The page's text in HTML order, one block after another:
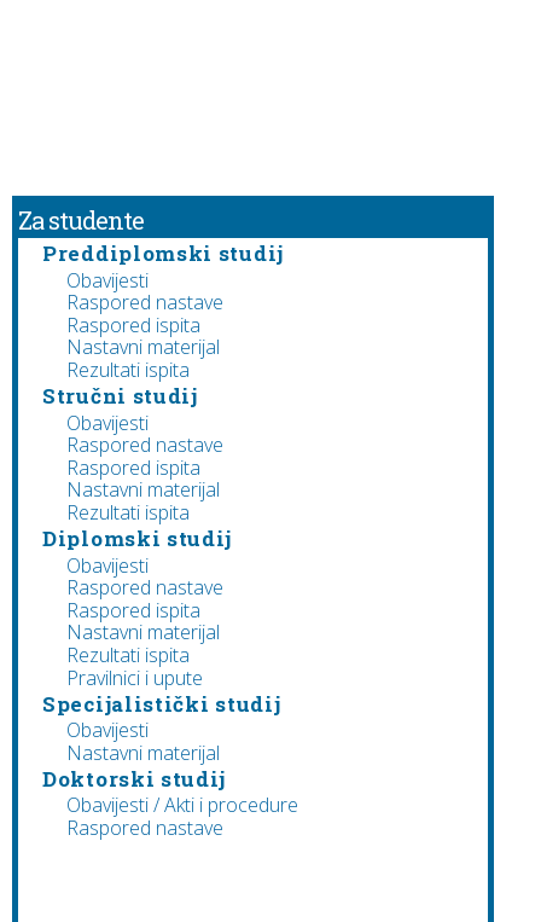
Za studente
Preddiplomski studij
Obavijesti
Raspored nastave
Raspored ispita
Nastavni materijal
Rezultati ispita
Stručni studij
Obavijesti
Raspored nastave
Raspored ispita
Nastavni materijal
Rezultati ispita
Diplomski studij
Obavijesti
Raspored nastave
Raspored ispita
Nastavni materijal
Rezultati ispita
Pravilnici i upute
Specijalistički studij
Obavijesti
Nastavni materijal
Doktorski studij
Obavijesti / Akti i procedure
Raspored nastave